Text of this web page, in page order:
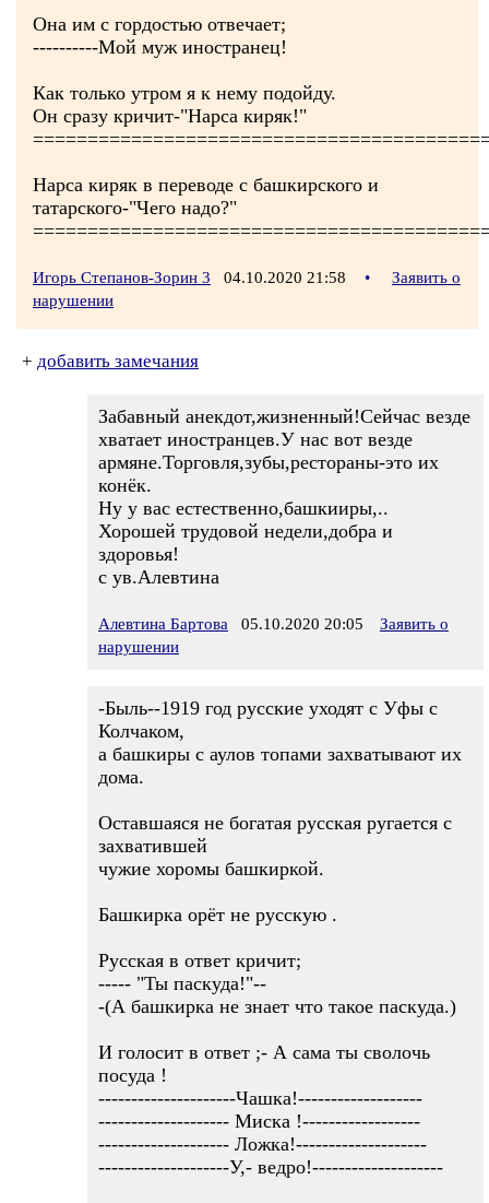
Она им с гордостью отвечает;
----------Мой муж иностранец!
Как только утром я к нему подойду.
Он сразу кричит-"Нарса киряк!"
Нарса киряк в переводе с башкирского и
татарского-"Чего надо?"
Игорь Степанов-Зорин 3 04.10.2020 21:58 •
Заявить о
нарушении
+ добавить замечания
Забавный анекдот,жизненный!Сейчас везде
хватает иностранцев.У нас вот везде
армяне.Торговля,зубы,рестораны-это их
конёк.
Ну у вас естественно,башкииры,..
Хорошей трудовой недели,добра и
здоровья!
с ув.Алевтина
Алевтина Бартова 05.10.2020 20:05
Заявить о
нарушении
-Быль--1919 год русские уходят с Уфы с
Колчаком,
а башкиры с аулов топами захватывают их
дома.
Оставшаяся не богатая русская ругается с
захватившей
чужие хоромы башкиркой.
Башкирка орёт не русскую .
Русская в ответ кричит;
----- "Ты паскуда!"--
-(А башкирка не знает что такое паскуда.)
И голосит в ответ ;- А сама ты сволочь
посуда !
---------------------Чашка!-------------------
-------------------- Миска !------------------
-------------------- Ложка!--------------------
--------------------У,- ведро!--------------------